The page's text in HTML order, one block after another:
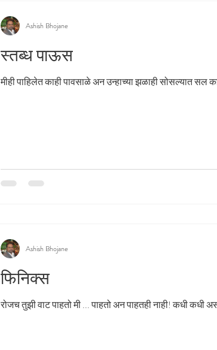
स्तब्ध पाऊस
Ashish Bhojane
फिनिक्स
रोजच तुझी वाट पाहतो मी ... पाहतो अन पाहतही नाही! कधी
Ashish Bhojane